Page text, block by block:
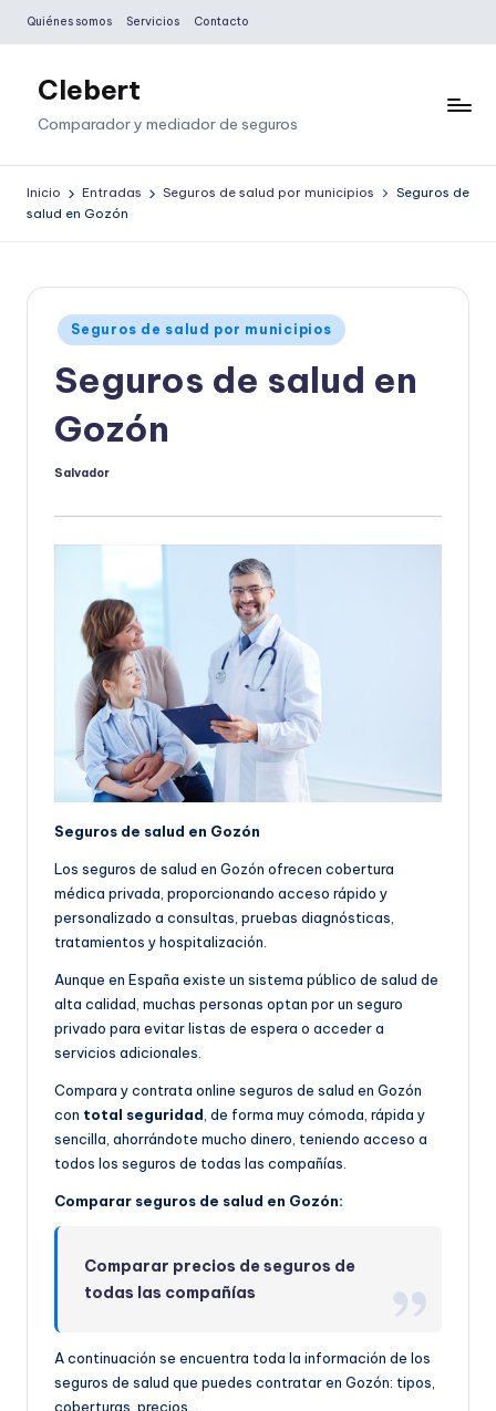
Saltar
contenido
Quiénes somos Servicios Contacto
Clebert
Comparador y mediador de seguros
Inicio Entradas Seguros de salud por municipios
Seguros de
salud en Gozón
Publicado
en
Seguros de salud por municipios
Seguros de salud en
Gozón
Publicado
Salvador
Seguros de salud en Gozón
Los seguros de salud en Gozón ofrecen cobertura
médica privada, proporcionando acceso rápido y
personalizado a consultas, pruebas diagnósticas,
tratamientos y hospitalización.
Aunque en España existe un sistema público de salud de
alta calidad, muchas personas optan por un seguro
privado para evitar listas de espera o acceder a
servicios adicionales.
Compara y contrata online seguros de salud en Gozón
con total seguridad, de forma muy cómoda, rápida y
sencilla, ahorrándote mucho dinero, teniendo acceso a
todos los seguros de todas las compañías.
Comparar seguros de salud en Gozón:
Comparar precios de seguros de
todas las compañías
A continuación se encuentra toda la información de los
seguros de salud que puedes contratar en Gozón: tipos,
coberturas, precios…